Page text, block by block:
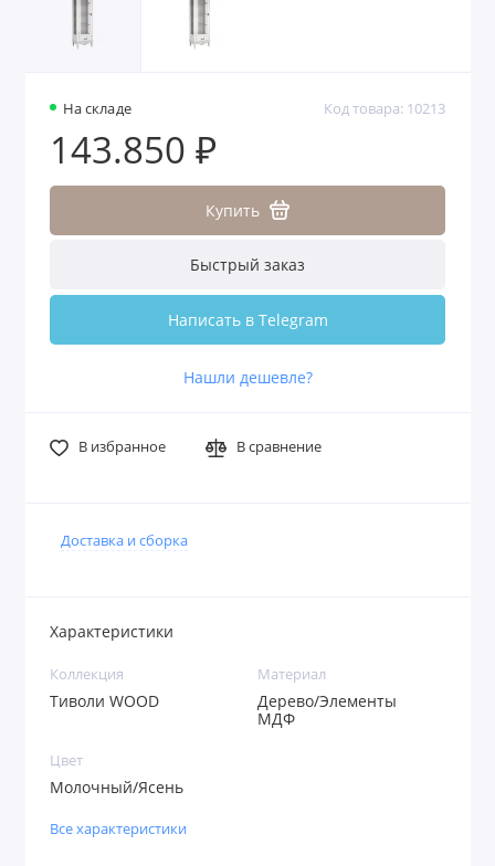
На складе Код товара: 10213
143.850 ₽
Купить
Быстрый заказ
Написать в Telegram
Нашли дешевле?
В избранное В сравнение
Доставка и сборка
Характеристики
Коллекция
Тиволи WOOD
Материал
Дерево/Элементы
МДФ
Цвет
Молочный/Ясень
Все характеристики